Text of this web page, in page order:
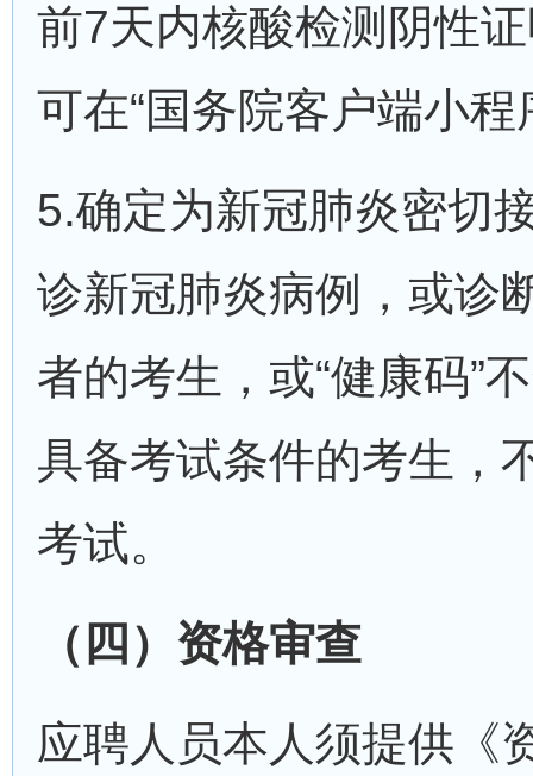
前7天内核酸检测阴性
可在“国务院客户端小程
5.确定为新冠肺炎密切
诊新冠肺炎病例，或诊
者的考生，或“健康码”
具备考试条件的考生，
考试。
（四）资格审查
应聘人员本人须提供《